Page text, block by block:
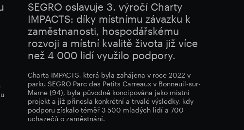
SEGRO oslavuje 3. výročí Charty
IMPACTS: díky místnímu závazku k
zaměstnanosti, hospodářskému
rozvoji a místní kvalitě života již více
než 4 000 lidí využilo podpory.
Charta IMPACTS, která byla zahájena v roce 2022 v
parku SEGRO Parc des Petits Carreaux v Bonneuil-sur-
Marne (94), byla původně koncipována jako místní
projekt a již přinesla konkrétní a trvalé výsledky, kdy
podporu získalo téměř 3 500 mladých lidí a 700
uchazečů o zaměstnání.